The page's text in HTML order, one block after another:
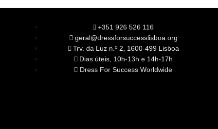
+351 926 526 116
geral@dressforsuccesslisboa.org
Trv. da Luz n.º 2, 1600-499 Lisboa
Dias úteis, 10h-13h e 14h-17h
Dress For Success Worldwide